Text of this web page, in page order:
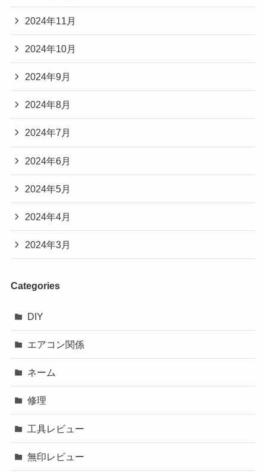
2024年11月
2024年10月
2024年9月
2024年8月
2024年7月
2024年6月
2024年5月
2024年4月
2024年3月
Categories
DIY
エアコン関係
ネーム
修理
工具レビュー
無印レビュー